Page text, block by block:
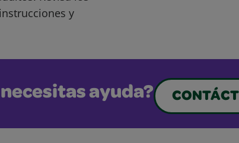
y
ayuda?